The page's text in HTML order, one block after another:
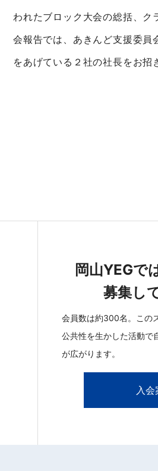
われたブロック大会の総括、ク
会報告では、あきんど支援委員
をあげている２社の社長をお招
岡山YEGで
募集し
会員数は約300名。この
公共性を生かした活動で
が広がります。
入会